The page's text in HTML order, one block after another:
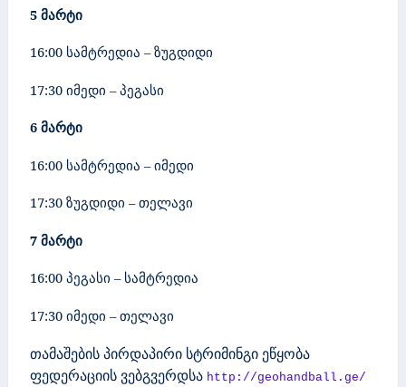
5 მარტი
16:00 სამტრედია – ზუგდიდი
17:30 იმედი – პეგასი
6 მარტი
16:00 სამტრედია – იმედი
17:30 ზუგდიდი – თელავი
7 მარტი
16:00 პეგასი – სამტრედია
17:30 იმედი – თელავი
თამაშების პირდაპირი სტრიმინგი ეწყობა
ფედერაციის ვებგვერდსა http://geohandball.ge/